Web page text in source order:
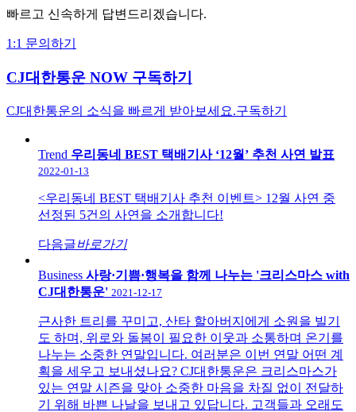
빠르고 신속하게 답변드리겠습니다.
1:1 문의하기
CJ대한통운 NOW 구독하기
CJ대한통운의 소식을 빠르게 받아보세요.구독하기
Trend 우리동네 BEST 택배기사 ‘12월’ 추천 사연 발표
2022-01-13
<우리동네 BEST 택배기사 추천 이벤트> 12월 사연 중
선정된 5건의 사연을 소개합니다!
다음글바로가기
Business 사랑·기쁨·행복을 함께 나누는 '크리스마스 with
CJ대한통운' 2021-12-17
근사한 트리를 꾸미고, 산타 할아버지에게 소원을 빌기
도 하며, 위로와 돌봄이 필요한 이웃과 소통하며 온기를
나누는 소중한 연말입니다. 여러분은 이번 연말 어떤 계
획을 세우고 보내셨나요? CJ대한통운은 크리스마스가
있는 연말 시즌을 맞아 소중한 마음을 차질 없이 전달하
기 위해 바쁜 나날을 보내고 있답니다. 고객들과 오래도